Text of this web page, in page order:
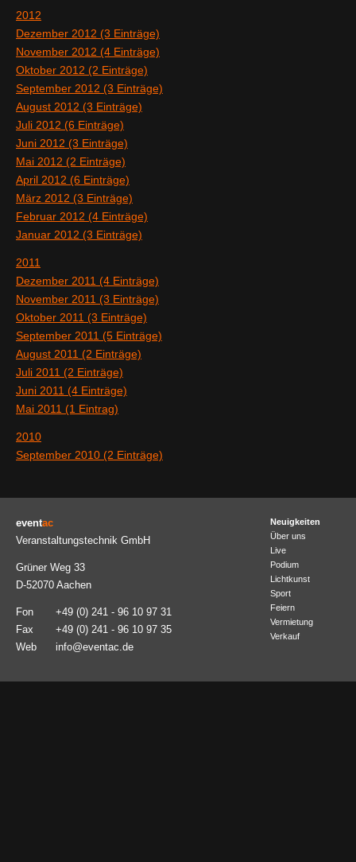
2012
Dezember 2012 (3 Einträge)
November 2012 (4 Einträge)
Oktober 2012 (2 Einträge)
September 2012 (3 Einträge)
August 2012 (3 Einträge)
Juli 2012 (6 Einträge)
Juni 2012 (3 Einträge)
Mai 2012 (2 Einträge)
April 2012 (6 Einträge)
März 2012 (3 Einträge)
Februar 2012 (4 Einträge)
Januar 2012 (3 Einträge)
2011
Dezember 2011 (4 Einträge)
November 2011 (3 Einträge)
Oktober 2011 (3 Einträge)
September 2011 (5 Einträge)
August 2011 (2 Einträge)
Juli 2011 (2 Einträge)
Juni 2011 (4 Einträge)
Mai 2011 (1 Eintrag)
2010
September 2010 (2 Einträge)
eventac
Veranstaltungstechnik GmbH
Grüner Weg 33
D-52070 Aachen
Fon
+49 (0) 241 - 96 10 97 31
Fax
+49 (0) 241 - 96 10 97 35
Web
info@eventac.de
Neuigkeiten
Über uns
Live
Podium
Lichtkunst
Sport
Feiern
Vermietung
Verkauf